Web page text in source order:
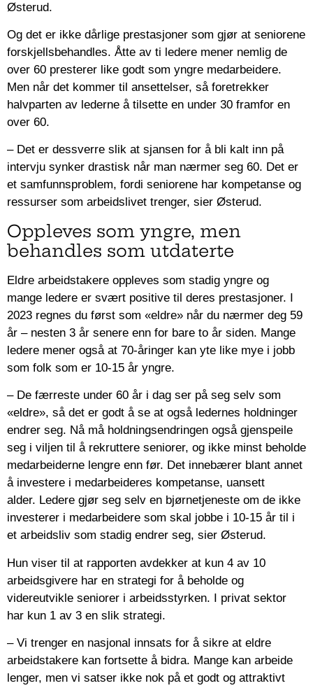
Østerud.
Og det er ikke dårlige prestasjoner som gjør at seniorene
forskjellsbehandles. Åtte av ti ledere mener nemlig de
over 60 presterer like godt som yngre medarbeidere.
Men når det kommer til ansettelser, så foretrekker
halvparten av lederne å tilsette en under 30 framfor en
over 60.
– Det er dessverre slik at sjansen for å bli kalt inn på
intervju synker drastisk når man nærmer seg 60. Det er
et samfunnsproblem, fordi seniorene har kompetanse og
ressurser som arbeidslivet trenger, sier Østerud.
Oppleves som yngre, men
behandles som utdaterte
Eldre arbeidstakere oppleves som stadig yngre og
mange ledere er svært positive til deres prestasjoner. I
2023 regnes du først som «eldre» når du nærmer deg 59
år – nesten 3 år senere enn for bare to år siden. Mange
ledere mener også at 70-åringer kan yte like mye i jobb
som folk som er 10-15 år yngre.
– De færreste under 60 år i dag ser på seg selv som
«eldre», så det er godt å se at også ledernes holdninger
endrer seg. Nå må holdningsendringen også gjenspeile
seg i viljen til å rekruttere seniorer, og ikke minst beholde
medarbeiderne lengre enn før. Det innebærer blant annet
å investere i medarbeideres kompetanse, uansett
alder. Ledere gjør seg selv en bjørnetjeneste om de ikke
investerer i medarbeidere som skal jobbe i 10-15 år til i
et arbeidsliv som stadig endrer seg, sier Østerud.
Hun viser til at rapporten avdekker at kun 4 av 10
arbeidsgivere har en strategi for å beholde og
videreutvikle seniorer i arbeidsstyrken. I privat sektor
har kun 1 av 3 en slik strategi.
– Vi trenger en nasjonal innsats for å sikre at eldre
arbeidstakere kan fortsette å bidra. Mange kan arbeide
lenger, men vi satser ikke nok på et godt og attraktivt